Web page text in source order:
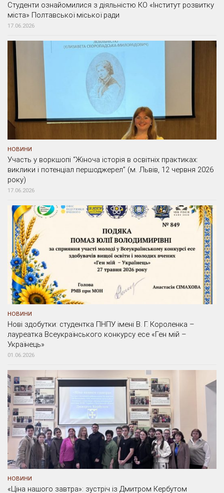
Студенти ознайомилися з діяльністю КО «Інститут розвитку
міста» Полтавської міської ради
17.06.2026
НОВИНИ
Участь у воркшопі “Жіноча історія в освітніх практиках:
виклики і потенціал першоджерел” (м. Львів, 12 червня 2026
року)
17.06.2026
НОВИНИ
Нові здобутки: студентка ПНПУ імені В. Г. Короленка –
лауреатка Всеукраїнського конкурсу есе «Ген мій –
Українець»
01.06.2026
НОВИНИ
«Ціна нашого завтра»: зустріч із Дмитром Кербутом